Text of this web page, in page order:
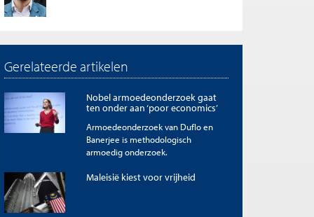
Gerelateerde artikelen
Nobel armoedeonderzoek gaat
ten onder aan ‘poor economics’
Armoedeonderzoek van Duflo en
Banerjee is methodologisch
armoedig onderzoek.
Maleisië kiest voor vrijheid